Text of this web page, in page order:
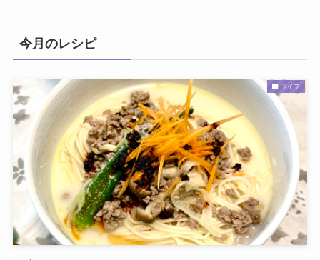
今月のレシピ
ライフ